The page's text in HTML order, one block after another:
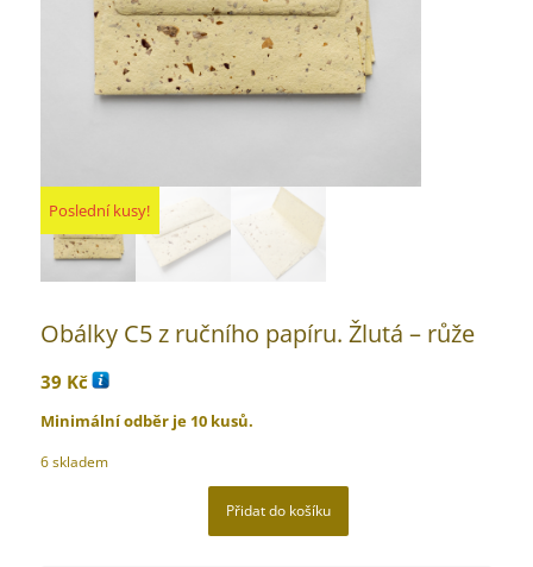
Poslední kusy!
Poslední kusy!
Poslední kusy!
Obálky C5 z ručního papíru. Žlutá – růže
39 Kč
Minimální odběr je 10 kusů.
6 skladem
Přidat do košíku